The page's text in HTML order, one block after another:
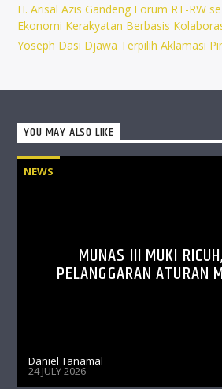
H. Arisal Azis Gandeng Forum RT-RW
Ekonomi Kerakyatan Berbasis
Yoseph Dasi Djawa Terpilih Aklamasi
YOU MAY ALSO LIKE
NEWS
MUNAS III MUKI
PELANGGARAN ATURAN
Daniel Tanamal
24 JULY 2026